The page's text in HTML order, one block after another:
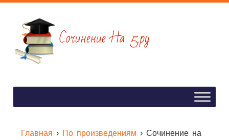
Главная › По произведениям › Сочинение на